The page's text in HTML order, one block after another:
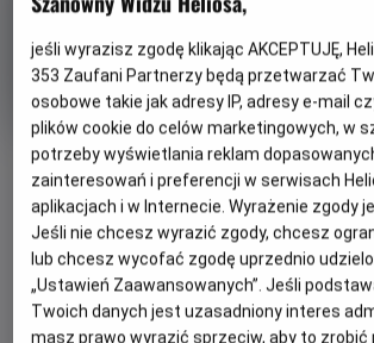
Psi Patrol i dinozaury
Oryginalny
tytuł
PAW Patrol: The Dino
/ Przygodowy
wiek
Od 6 lat
Czas
trwania
89 min
Kraj
i
rok
produkcji
Kanada, USA
PREMIERA
7 sierpnia 2026
REŻYSERIA
Cal Brunker
WIĘCEJ SZCZEGÓŁÓW
WYBIERZ SWOJE KINO
ABY ZOBACZYĆ GODZINY SEANSÓW
jeśli wyrazisz zgodę klikając AKCEPTUJĘ,
353 Zaufani Partnerzy będą przetwarzać
osobowe takie jak adresy IP, adresy e-mail
plików cookie do celów marketingowych, w
potrzeby wyświetlania reklam
zainteresowań i preferencji w serwisach
aplikacjach i w Internecie. Wyrażenie zgody
Jeśli nie chcesz wyrazić zgody, chcesz
lub chcesz wycofać zgodę uprzednio
„Ustawień Zaawansowanych”. Jeśli
Twoich danych jest uzasadniony interes
masz prawo wyrazić sprzeciw, aby to zrobić